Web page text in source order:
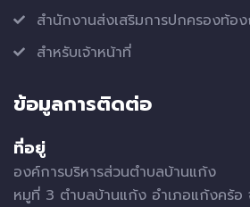
สำนักงานส่งเสริมการปกครองท้อ
สำหรับเจ้าหน้าที่
ข้อมูลการติดต่อ
ที่อยู่
องค์การบริหารส่วนตำบลบ้านแก้ง
หมูที่ 3 ตำบลบ้านแก้ง อำเภอแก้งคร้